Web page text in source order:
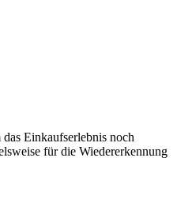
Einkaufserlebnis noch
für die Wiedererkennung